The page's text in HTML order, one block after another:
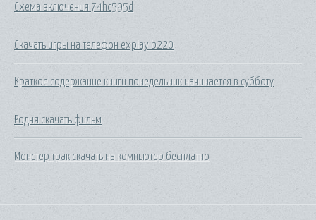
Схема включения 74hc595d
Скачать игры на телефон explay b220
Краткое содержание книги понедельник начинается в субботу
Родня скачать фильм
Монстер трак скачать на компьютер бесплатно